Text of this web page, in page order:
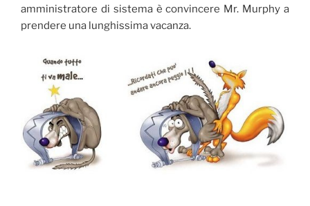
amministratore di sistema è convincere Mr. Murphy a
prendere una lunghissima vacanza.